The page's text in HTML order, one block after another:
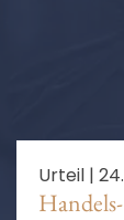
Urteil |